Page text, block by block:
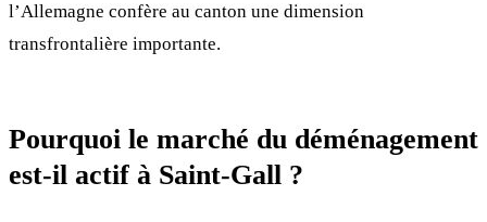
l’Allemagne confère au canton une dimension
transfrontalière importante.
Pourquoi le marché du déménagement
est-il actif à Saint-Gall ?